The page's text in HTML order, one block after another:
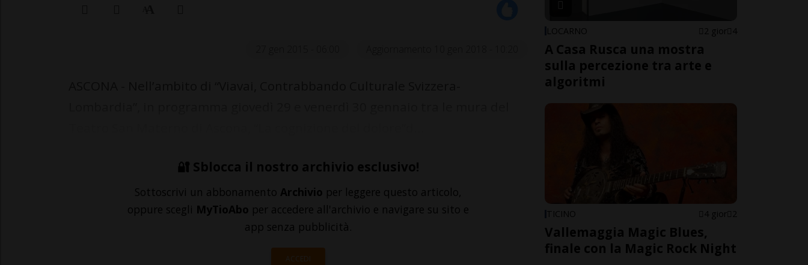
🔐 Sblocca il nostro archivio esclusivo!
Sottoscrivi un abbonamento Archivio per leggere questo articolo,
oppure scegli MyTioAbo per accedere all'archivio e navigare su sito e
app senza pubblicità.
ACCEDI
LOCARNO 2 gior 4
A Casa Rusca una mostra
sulla percezione tra arte e
algoritmi
TICINO 4 gior 2
Vallemaggia Magic Blues,
finale con la Magic Rock Night